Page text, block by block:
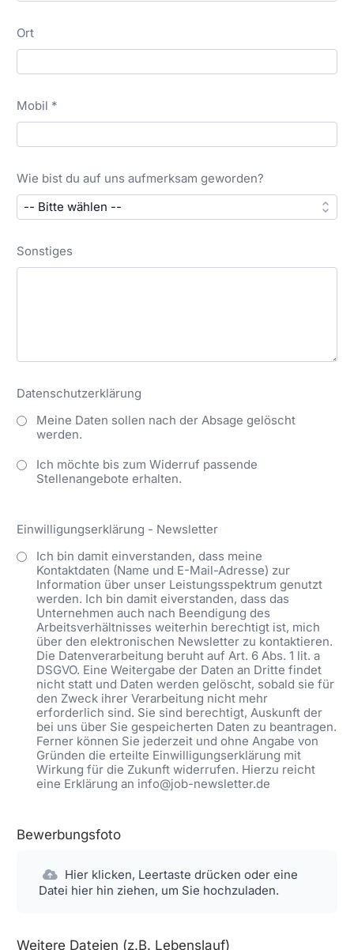
Ort
Mobil *
Wie bist du auf uns aufmerksam geworden?
Sonstiges
Datenschutzerklärung
Meine Daten sollen nach der Absage gelöscht
werden.
Ich möchte bis zum Widerruf passende
Stellenangebote erhalten.
Einwilligungserklärung - Newsletter
Ich bin damit einverstanden, dass meine
Kontaktdaten (Name und E-Mail-Adresse) zur
Information über unser Leistungsspektrum genutzt
werden. Ich bin damit eiverstanden, dass das
Unternehmen auch nach Beendigung des
Arbeitsverhältnisses weiterhin berechtigt ist, mich
über den elektronischen Newsletter zu kontaktieren.
Die Datenverarbeitung beruht auf Art. 6 Abs. 1 lit. a
DSGVO. Eine Weitergabe der Daten an Dritte findet
nicht statt und Daten werden gelöscht, sobald sie für
den Zweck ihrer Verarbeitung nicht mehr
erforderlich sind. Sie sind berechtigt, Auskunft der
bei uns über Sie gespeicherten Daten zu beantragen.
Ferner können Sie jederzeit und ohne Angabe von
Gründen die erteilte Einwilligungserklärung mit
Wirkung für die Zukunft widerrufen. Hierzu reicht
eine Erklärung an info@job-newsletter.de
Bewerbungsfoto
Hier klicken, Leertaste drücken oder eine
Datei hier hin ziehen, um Sie hochzuladen.
Weitere Dateien (z.B. Lebenslauf)